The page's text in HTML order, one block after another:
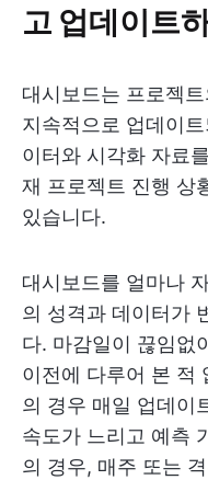
고 업데이트
대시보드는 프로젝
지속적으로 업데이
이터와 시각화 자료
재 프로젝트 진행 상
있습니다.
대시보드를 얼마나
의 성격과 데이터가
다. 마감일이 끊임없
이전에 다루어 본 적
의 경우 매일 업데이
속도가 느리고 예측
의 경우, 매주 또는